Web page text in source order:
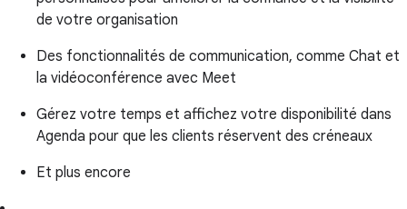
de votre organisation
Des fonctionnalités de communication, comme Chat et
la vidéoconférence avec Meet
Gérez votre temps et affichez votre disponibilité dans
Agenda pour que les clients réservent des créneaux
Et plus encore